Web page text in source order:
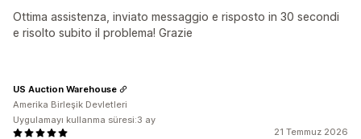
Ottima assistenza, inviato messaggio e risposto in 30 secondi
e risolto subito il problema! Grazie
21 Temmuz 2026
US Auction Warehouse
Amerika Birleşik Devletleri
Uygulamayı kullanma süresi:3 ay